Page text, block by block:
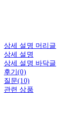
상세 설명 머리글
상세 설명
상세 설명 바닥글
후기(0)
질문(10)
관련 상품